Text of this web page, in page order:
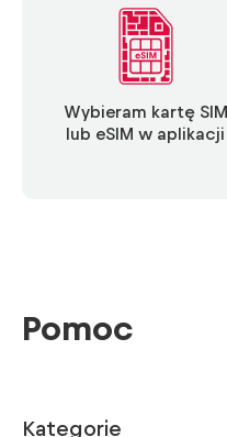
Wybieram kartę SIM
lub eSIM w aplikacji
Pomoc
Kategorie